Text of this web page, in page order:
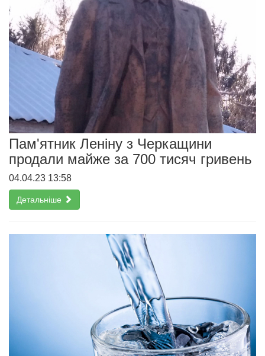
Пам'ятник Леніну з Черкащини
продали майже за 700 тисяч гривень
04.04.23 13:58
Детальніше